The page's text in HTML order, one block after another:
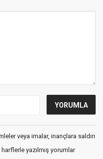
veya imalar, inançlara saldırı
yazılmış yorumlar